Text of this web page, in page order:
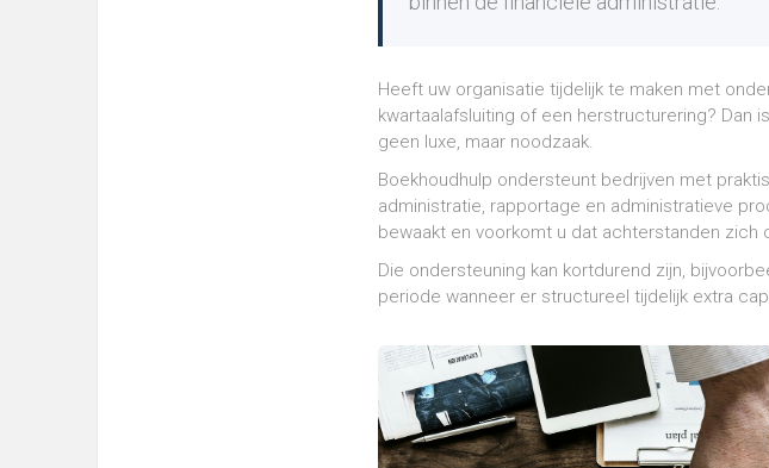
Heeft uw organisatie tijdelijk te maken met
kwartaalafsluiting of een herstructurering? Dan
geen luxe, maar noodzaak.
Boekhoudhulp ondersteunt bedrijven met
administratie, rapportage en administratieve
bewaakt en voorkomt u dat achterstanden zich
Die ondersteuning kan kortdurend zijn,
periode wanneer er structureel tijdelijk extra